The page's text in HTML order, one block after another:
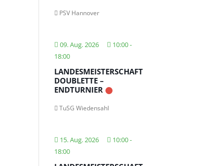
PSV Hannover
09. Aug. 2026 10:00-
18:00
LANDESMEISTERSCHAFT
DOUBLETTE –
ENDTURNIER
TuSG Wiedensahl
15. Aug. 2026 10:00-
18:00